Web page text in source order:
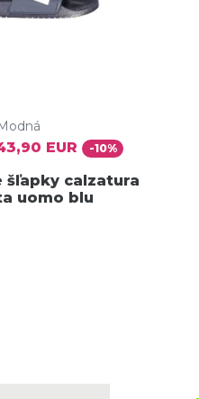
EUR -10%
šľapky calzatura
uomo blu